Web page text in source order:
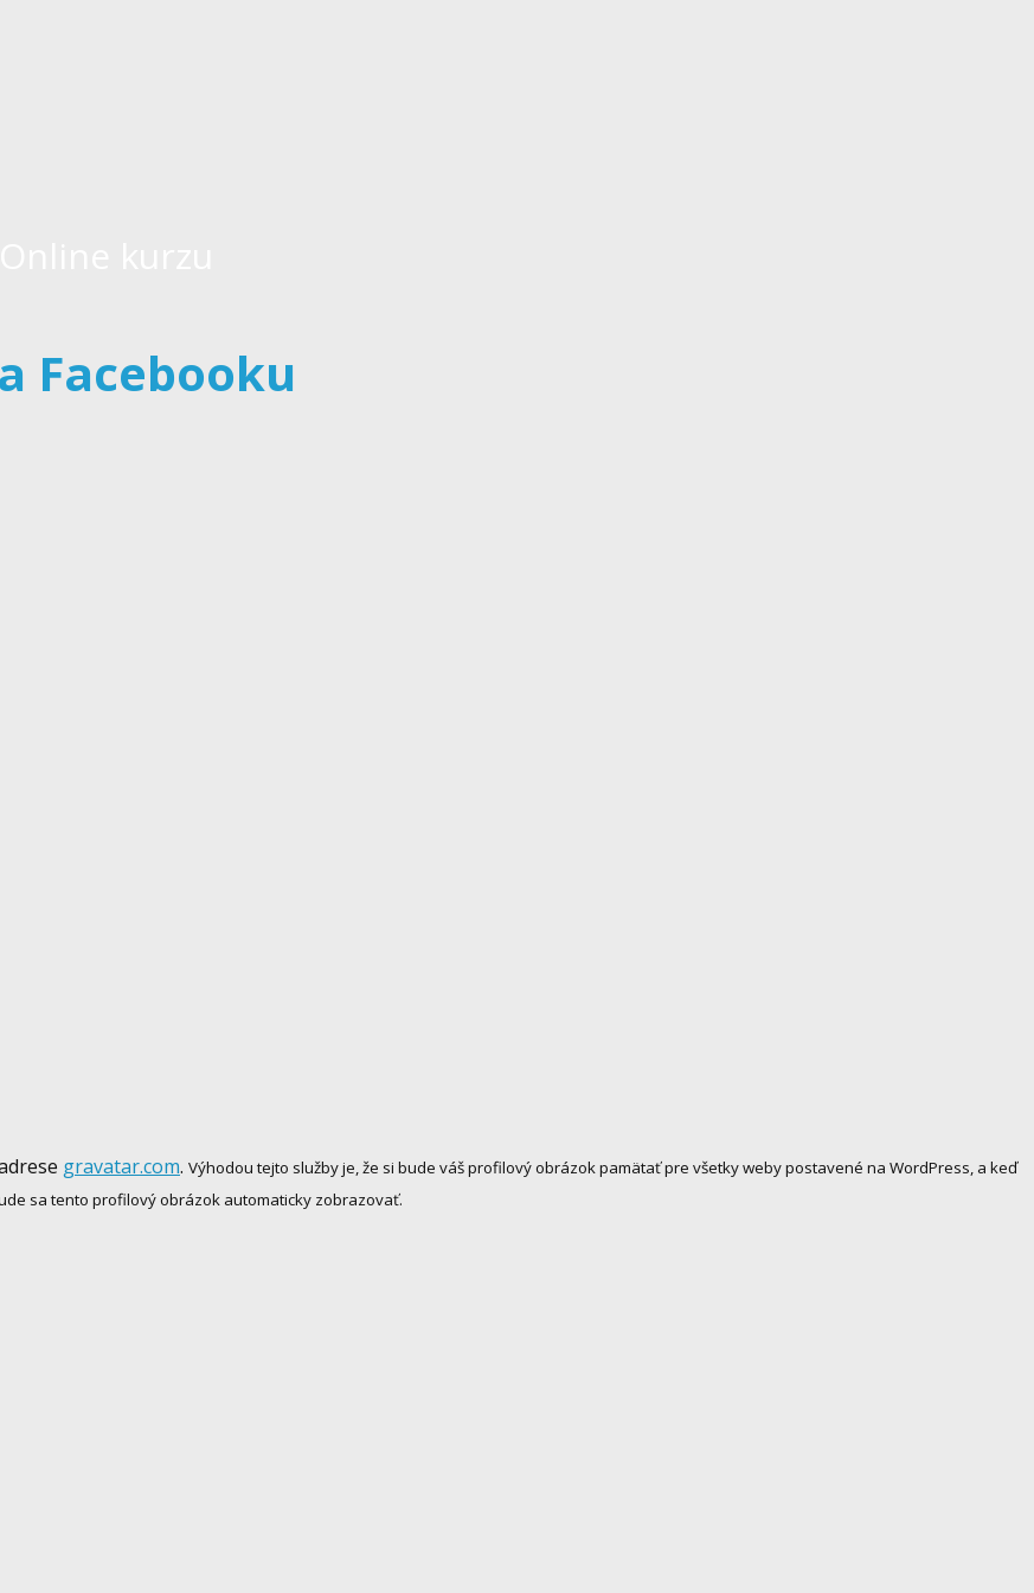
Facebooku
gravatar.com. Výhodou tejto služby je, že si bude váš profilový obrázok pamätať pre všetky weby postavené na WordPress, a keď
sa tento profilový obrázok automaticky zobrazovať.